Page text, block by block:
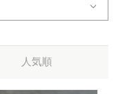
人気順